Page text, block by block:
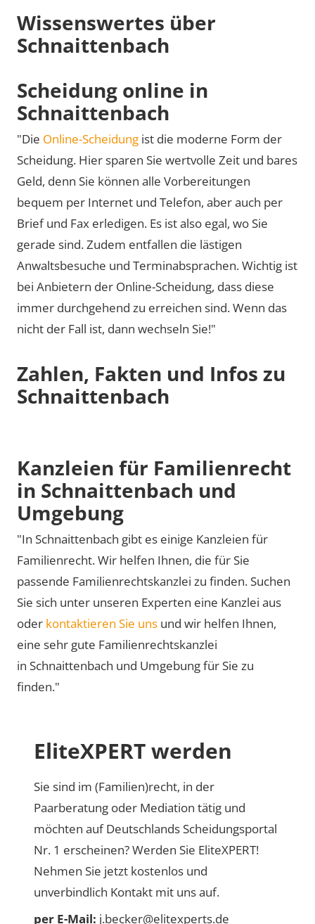
Wissenswertes über
Schnaittenbach
Scheidung online in
Schnaittenbach
"Die Online-Scheidung ist die moderne Form der
Scheidung. Hier sparen Sie wertvolle Zeit und bares
Geld, denn Sie können alle Vorbereitungen
bequem per Internet und Telefon, aber auch per
Brief und Fax erledigen. Es ist also egal, wo Sie
gerade sind. Zudem entfallen die lästigen
Anwaltsbesuche und Terminabsprachen. Wichtig ist
bei Anbietern der Online-Scheidung, dass diese
immer durchgehend zu erreichen sind. Wenn das
nicht der Fall ist, dann wechseln Sie!"
Zahlen, Fakten und Infos zu
Schnaittenbach
Kanzleien für Familienrecht
in Schnaittenbach und
Umgebung
"In Schnaittenbach gibt es einige Kanzleien für
Familienrecht. Wir helfen Ihnen, die für Sie
passende Familienrechtskanzlei zu finden. Suchen
Sie sich unter unseren Experten eine Kanzlei aus
oder kontaktieren Sie uns und wir helfen Ihnen,
eine sehr gute Familienrechtskanzlei
in Schnaittenbach und Umgebung für Sie zu
finden."
EliteXPERT werden
Sie sind im (Familien)recht, in der
Paarberatung oder Mediation tätig und
möchten auf Deutschlands Scheidungsportal
Nr. 1 erscheinen? Werden Sie EliteXPERT!
Nehmen Sie jetzt kostenlos und
unverbindlich Kontakt mit uns auf.
per E-Mail: j.becker@elitexperts.de